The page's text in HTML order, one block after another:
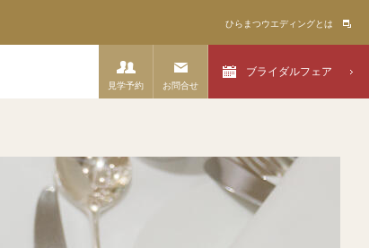
ひらまつウエディングとは
見学予約 お問合せ
ブライダルフェア